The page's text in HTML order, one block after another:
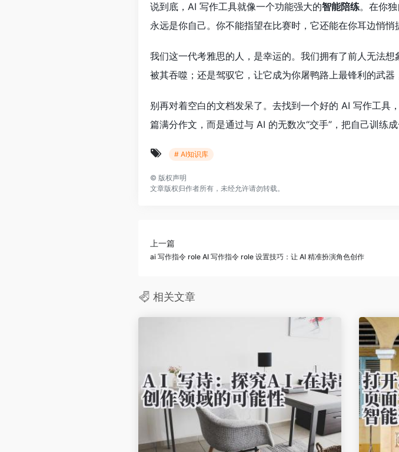
说到底，AI 写作工具就像一个功能强大的智能陪练。在你
永远是你自己。你不能指望在比赛时，它还能在你耳边悄悄
我们这一代考雅思的人，是幸运的。我们拥有了前人无法
被其吞噬；还是驾驭它，让它成为你屠鸭路上最锋利的武器
别再对着空白的文档发呆了。去找到一个好的 AI 写作工具
篇满分作文，而是通过与 AI 的无数次“交手”，把自己训练
# AI知识库
© 版权声明
文章版权归作者所有，未经允许请勿转载。
上一篇
ai 写作指令 role AI 写作指令 role 设置技巧：让 AI 精准扮演角色创作
相关文章